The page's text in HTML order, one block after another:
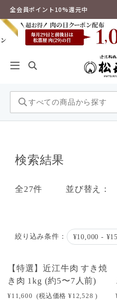
全会員ポイント10%還元中
検索結果
全27件 並び替え：
絞り込み条件： ¥10,000 -
【特選】近江牛肉 すき焼
き肉 1kg (約5〜7人前)
¥11,600 (税込価格 ¥12,528 )